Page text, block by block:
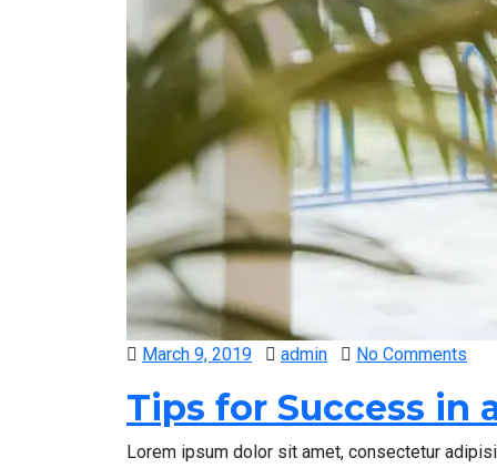
Posted
March 9, 2019 admin No Comments
Tips for Success in
Lorem ipsum dolor sit amet, consectetur